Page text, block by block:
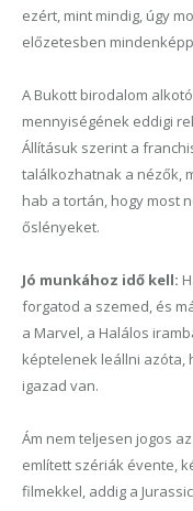
ezért, mint mindig, úgy
előzetesben
A Bukott birodalom
mennyiségének eddigi
Állításuk szerint a
találkozhatnak a nézők,
hab a tortán, hogy most
őslényeket.
Jó munkához idő kell:
forgatod a szemed, és
a Marvel, a Halálos
képtelenek leállni azóta,
igazad van.
Ám nem teljesen jogos
említett szériák évente,
filmekkel, addig a